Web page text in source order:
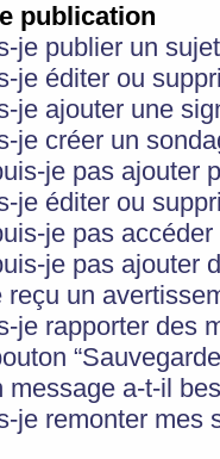
publication
je publier un
je éditer ou
je ajouter une
je créer un
je pas ajouter
je éditer ou
je pas
je pas ajouter
reçu un
je rapporter des
message a-t-il
je remonter mes